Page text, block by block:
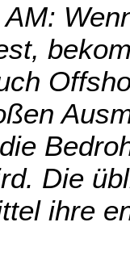
Die
ihre